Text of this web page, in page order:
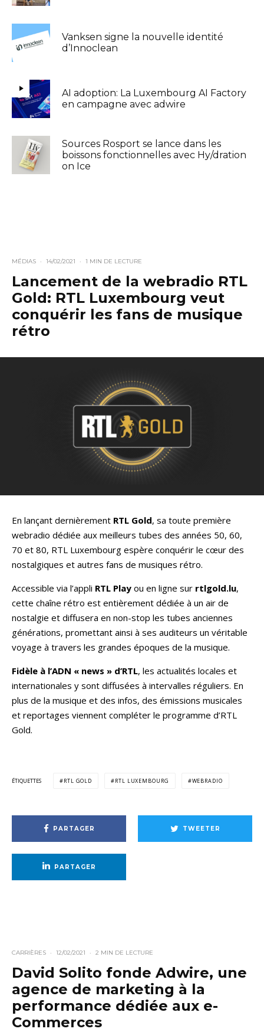
Vanksen signe la nouvelle identité
d’Innoclean
AI adoption: La Luxembourg AI Factory
en campagne avec adwire
Sources Rosport se lance dans les
boissons fonctionnelles avec Hy/dration
on Ice
MÉDIAS · 14/02/2021 · 1 MIN DE LECTURE
Lancement de la webradio RTL
Gold: RTL Luxembourg veut
conquérir les fans de musique
rétro
En lançant dernièrement RTL Gold, sa toute première
webradio dédiée aux meilleurs tubes des années 50, 60,
70 et 80, RTL Luxembourg espère conquérir le cœur des
nostalgiques et autres fans de musiques rétro.
Accessible via l’appli RTL Play ou en ligne sur rtlgold.lu,
cette chaîne rétro est entièrement dédiée à un air de
nostalgie et diffusera en non-stop les tubes anciennes
générations, promettant ainsi à ses auditeurs un véritable
voyage à travers les grandes époques de la musique.
Fidèle à l’ADN « news » d’RTL, les actualités locales et
internationales y sont diffusées à intervalles réguliers. En
plus de la musique et des infos, des émissions musicales
et reportages viennent compléter le programme d’RTL
Gold.
ÉTIQUETTES RTL GOLD RTL LUXEMBOURG WEBRADIO
PARTAGER TWEETER
PARTAGER
CARRIÈRES · 12/02/2021 · 2 MIN DE LECTURE
David Solito fonde Adwire, une
agence de marketing à la
performance dédiée aux e-
Commerces